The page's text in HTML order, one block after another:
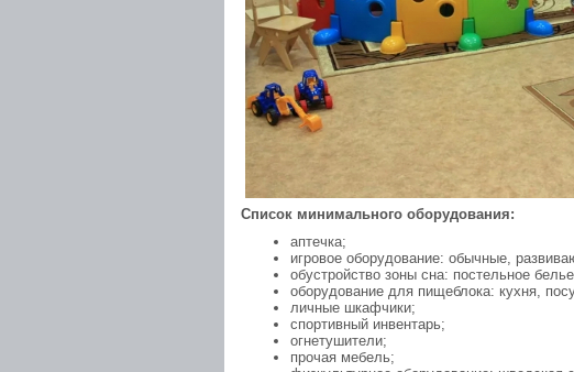
Список минимального оборудования:
аптечка;
игровое оборудование: обычные,
обустройство зоны сна: постельное
оборудование для пищеблока: кухня,
личные шкафчики;
спортивный инвентарь;
огнетушители;
прочая мебель;